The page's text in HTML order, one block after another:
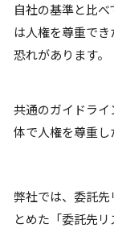
自社の基準と比
は人権を尊重で
恐れがあります。
共通のガイドラ
体で人権を尊重し
弊社では、委託
とめた「委託先